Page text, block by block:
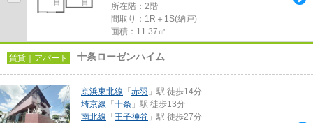
所在階：2階
間取り：1R＋1S(納戸)
面積：11.37㎡
賃貸｜アパート 十条ローゼンハイム
京浜東北線 「 赤羽 」駅 徒歩14分
埼京線 「 十条 」駅 徒歩13分
南北線 「 王子神谷 」駅 徒歩27分